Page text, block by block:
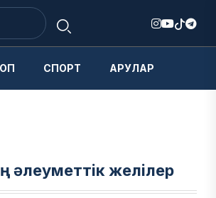
СПОРТ АРУЛАР
әлеуметтік желілер